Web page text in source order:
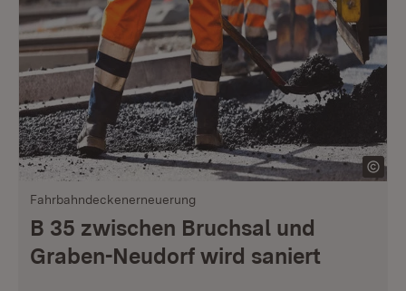
Fahrbahndeckenerneuerung
B 35 zwischen Bruchsal und
Graben-Neudorf wird saniert